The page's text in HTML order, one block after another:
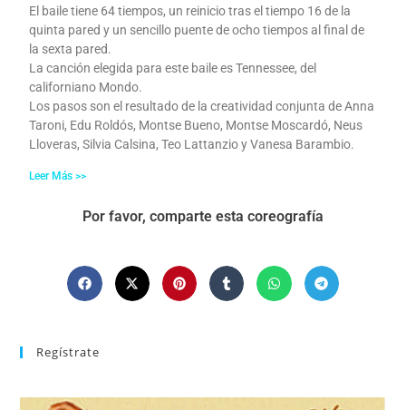
El baile tiene 64 tiempos, un reinicio tras el tiempo 16 de la
quinta pared y un sencillo puente de ocho tiempos al final de
la sexta pared.
La canción elegida para este baile es Tennessee, del
californiano Mondo.
Los pasos son el resultado de la creatividad conjunta de Anna
Taroni, Edu Roldós, Montse Bueno, Montse Moscardó, Neus
Lloveras, Silvia Calsina, Teo Lattanzio y Vanesa Barambio.
Leer Más >>
Por favor, comparte esta coreografía
Regístrate